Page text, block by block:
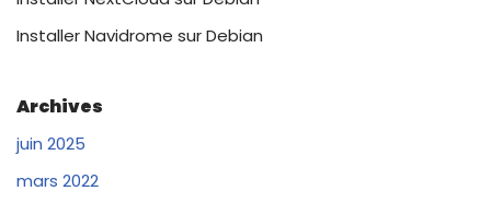
Installer Navidrome sur Debian
Archives
juin 2025
mars 2022